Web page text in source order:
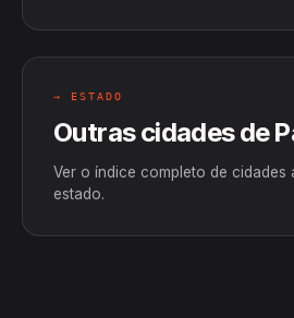
→ ESTADO
Outras cidades de
Ver o índice completo de cidades
estado.